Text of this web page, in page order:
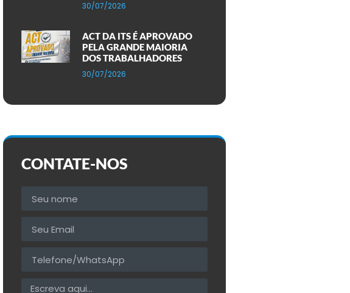
30/07/2026
ACT DA ITS É APROVADO
PELA GRANDE MAIORIA
DOS TRABALHADORES
30/07/2026
CONTATE-NOS